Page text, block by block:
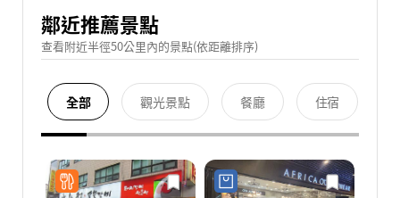
鄰近推薦景點
查看附近半徑50公里內的景點(依距離排序)
全部 觀光景點 餐廳 住宿